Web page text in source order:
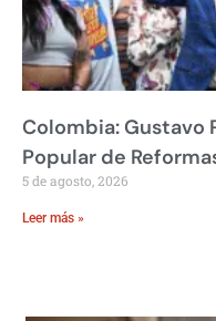
Colombia: Gustavo
Popular de
5 de agosto, 2026
Leer más »